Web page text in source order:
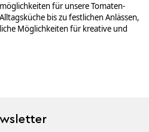
für unsere Tomaten-
bis zu festlichen Anlässen,
Möglichkeiten für kreative und